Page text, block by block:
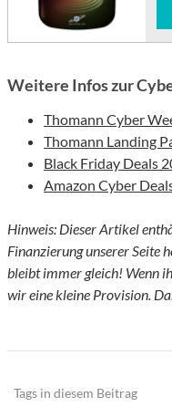
Weitere Infos zur
Thomann Cyber
Thomann Landing
Black Friday Deals
Amazon Cyber
Hinweis: Dieser Artikel
Finanzierung unserer Seite
bleibt immer gleich! Wenn
wir eine kleine Provision.
Tags in diesem Beitrag